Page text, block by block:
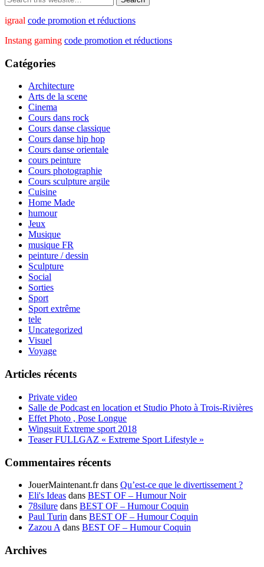
igraal code promotion et réductions
Instang gaming code promotion et réductions
Catégories
Architecture
Arts de la scene
Cinema
Cours dans rock
Cours danse classique
Cours danse hip hop
Cours danse orientale
cours peinture
Cours photographie
Cours sculpture argile
Cuisine
Home Made
humour
Jeux
Musique
musique FR
peinture / dessin
Sculpture
Social
Sorties
Sport
Sport extrême
tele
Uncategorized
Visuel
Voyage
Articles récents
Private video
Salle de Podcast en location et Studio Photo à Trois-Rivières
Effet Photo , Pose Longue
Wingsuit Extreme sport 2018
Teaser FULLGAZ « Extreme Sport Lifestyle »
Commentaires récents
JouerMaintenant.frdans Qu’est-ce que le divertissement ?
Eli's Ideas dans BEST OF – Humour Noir
78silure dans BEST OF – Humour Coquin
Paul Turin dans BEST OF – Humour Coquin
Zazou A dans BEST OF – Humour Coquin
Archives